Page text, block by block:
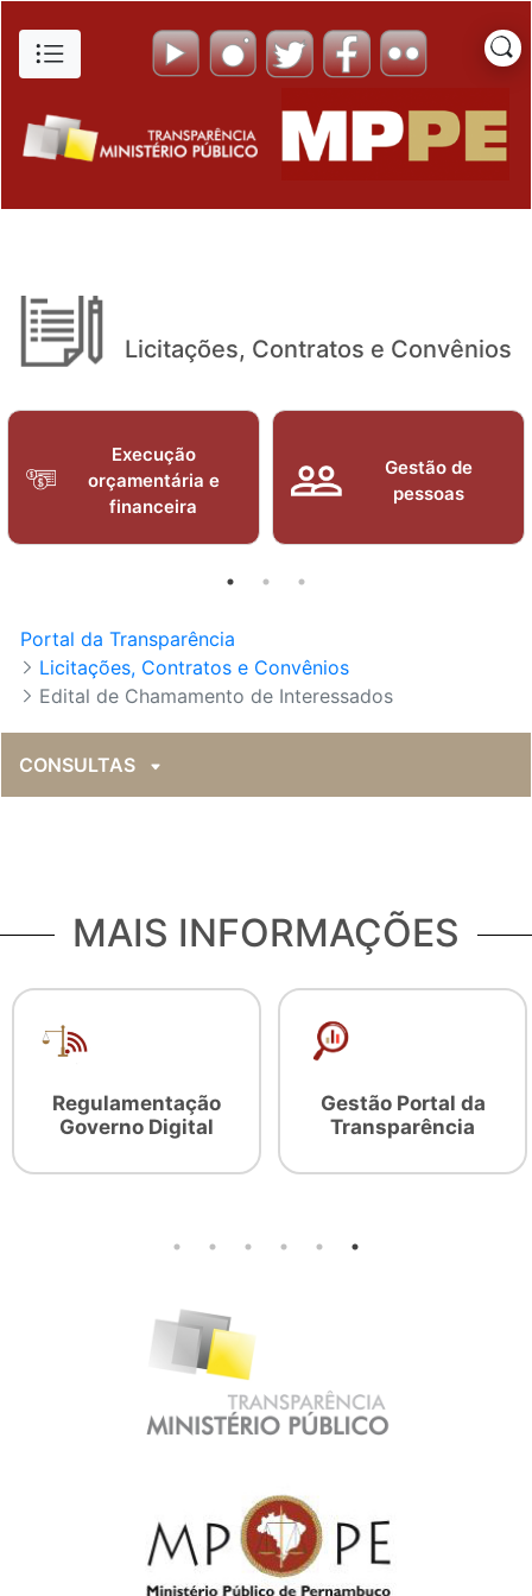
Edital de Chamamento de
Licitações, Contratos e Convênios
Execução
orçamentária e
financeira
Gestão de
pessoas
Portal da Transparência
Licitações, Contratos e Convênios
Edital de Chamamento de Interessados
CONSULTAS
MAIS INFORMAÇÕES
Regulamentação
Governo Digital
Gestão Portal da
Transparência